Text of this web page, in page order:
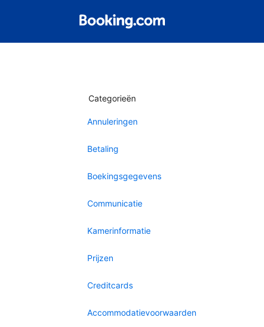
Categorieën
Annuleringen
Betaling
Boekingsgegevens
Communicatie
Kamerinformatie
Prijzen
Creditcards
Accommodatievoorwaarden